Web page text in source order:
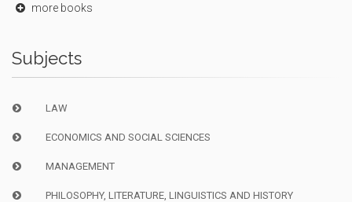
more books
Subjects
LAW
ECONOMICS AND SOCIAL SCIENCES
MANAGEMENT
PHILOSOPHY, LITERATURE, LINGUISTICS AND HISTORY